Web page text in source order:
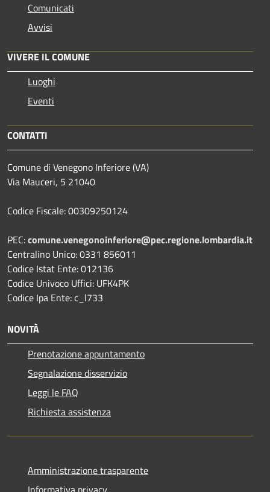
Comunicati
Avvisi
VIVERE IL COMUNE
Luoghi
Eventi
CONTATTI
Comune di Venegono Inferiore (VA)
Via Mauceri, 5 21040
Codice Fiscale: 00309250124
PEC:comune.venegonoinferiore@pec.regione.lombardia.it
Centralino Unico: 0331 856011
Codice Istat Ente: 012136
Codice Univoco Uffici: UFK4PK
Codice Ipa Ente: c_l733
NOVITÀ
Prenotazione appuntamento
Segnalazione disservizio
Leggi le FAQ
Richiesta assistenza
Amministrazione trasparente